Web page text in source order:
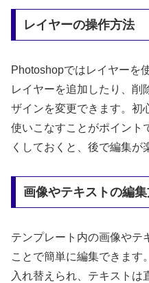
レイヤーの操作方法
Photoshopではレイヤーを
レイヤーを追加したり、削
ザインを変更できます。初
使いこなすことがポイント
くしておくと、後で編集が
画像やテキストの編
テンプレート内の画像やテ
ことで簡単に編集できます
入れ替えられ、テキストは